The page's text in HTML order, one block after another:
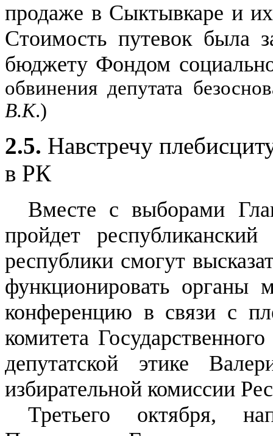
продаже в Сыктывкаре и
Стоимость путевок была
бюджету Фондом
обвинения депутата
В.К.)
2.5. Навстречу
в РК
Вместе с выборами
пройдет
республики смогут
функционировать органы
конференцию в связи с
комитета
депутатской этике
избирательной комиссии
Третьего октября,